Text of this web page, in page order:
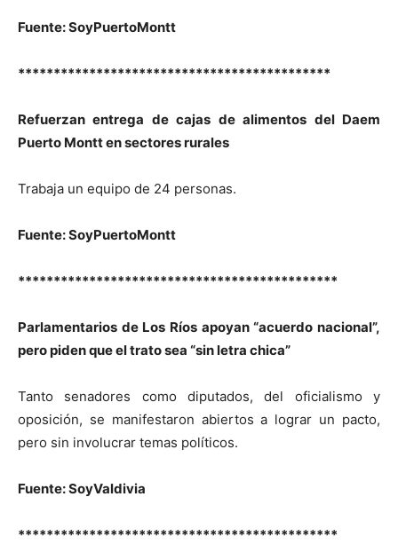
Fuente: SoyPuertoMontt
********************************************
Refuerzan entrega de cajas de alimentos del Daem
Puerto Montt en sectores rurales
Trabaja un equipo de 24 personas.
Fuente: SoyPuertoMontt
*********************************************
Parlamentarios de Los Ríos apoyan “acuerdo nacional”,
pero piden que el trato sea “sin letra chica”
Tanto senadores como diputados, del oficialismo y
oposición, se manifestaron abiertos a lograr un pacto,
pero sin involucrar temas políticos.
Fuente: SoyValdivia
*********************************************